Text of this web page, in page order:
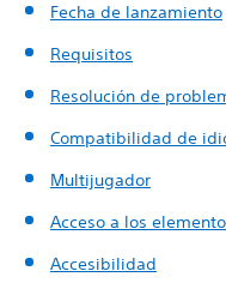
Fecha de lanzamiento
Requisitos
Resolución de
Compatibilidad de
Multijugador
Acceso a los
Accesibilidad